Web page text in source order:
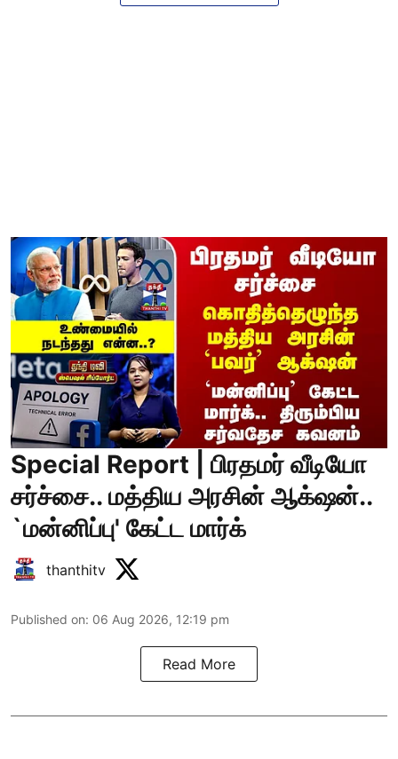
Special Report | பிரதமர் வீடியோ
சர்ச்சை.. மத்திய அரசின் ஆக்‌ஷன்..
`மன்னிப்பு' கேட்ட மார்க்
thanthitv
Published on: 06 Aug 2026, 12:19 pm
Read More